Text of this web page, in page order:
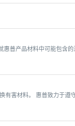
普产品材料中可能包含
有害材料。 惠普致力于遵